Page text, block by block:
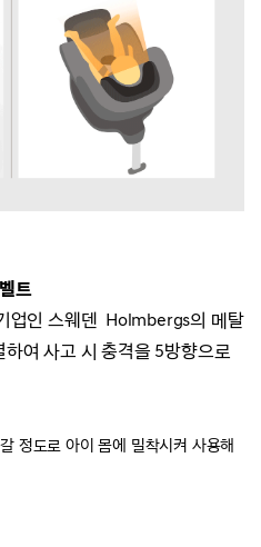
트
업인 스웨덴 Holmbergs의 메탈
하여 사고 시 충격을 5방향으로
정도로 아이 몸에 밀착시켜 사용해